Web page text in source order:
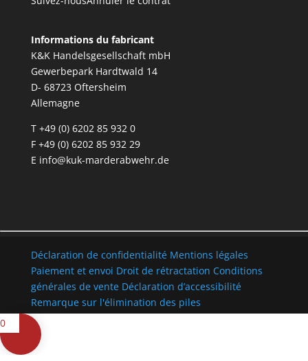
Informations du fabricant
K&K Handelsgesellschaft mbH
Gewerbepark Hardtwald 14
D- 68723 Oftersheim
Allemagne
T +49 (0) 6202 85 932 0
F +49 (0) 6202 85 932 29
E info@kuk-marderabwehr.de
Déclaration de confidentialité Mentions légales
Paiement et envoi Droit de rétractation Conditions
générales de vente Déclaration d’accessibilité
Remarque sur l'élimination des piles
0